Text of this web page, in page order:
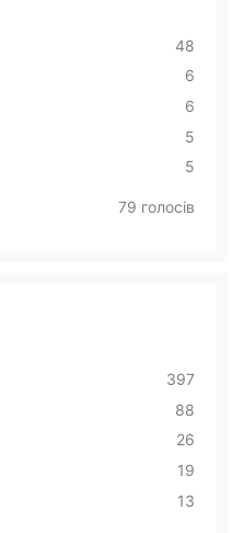
48
6
6
5
5
79 голосів
397
88
26
19
13